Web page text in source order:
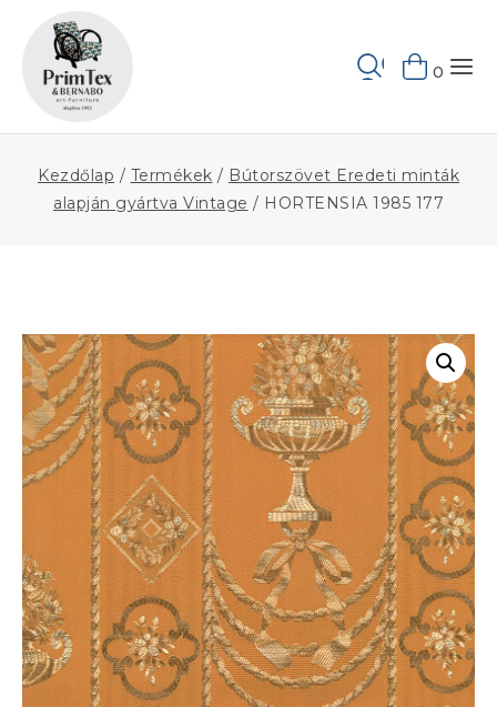
content
0
Kezdőlap / Termékek / Bútorszövet Eredeti minták
alapján gyártva Vintage / HORTENSIA 1985 177